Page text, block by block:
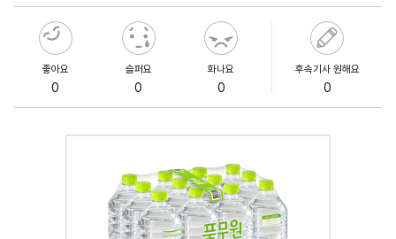
좋아요
0
슬퍼요
0
화나요
0
후속기사 원해요
0